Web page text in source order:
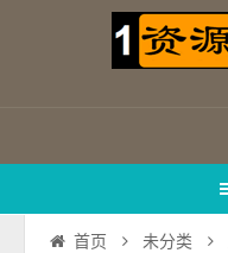
首页 未分类